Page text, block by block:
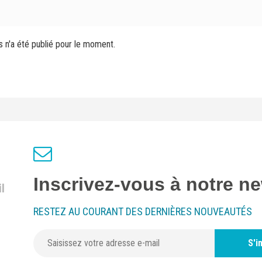
n'a été publié pour le moment.
Inscrivez-vous à notre
RESTEZ AU COURANT DES DERNIÈRES NOUVEAUTÉS